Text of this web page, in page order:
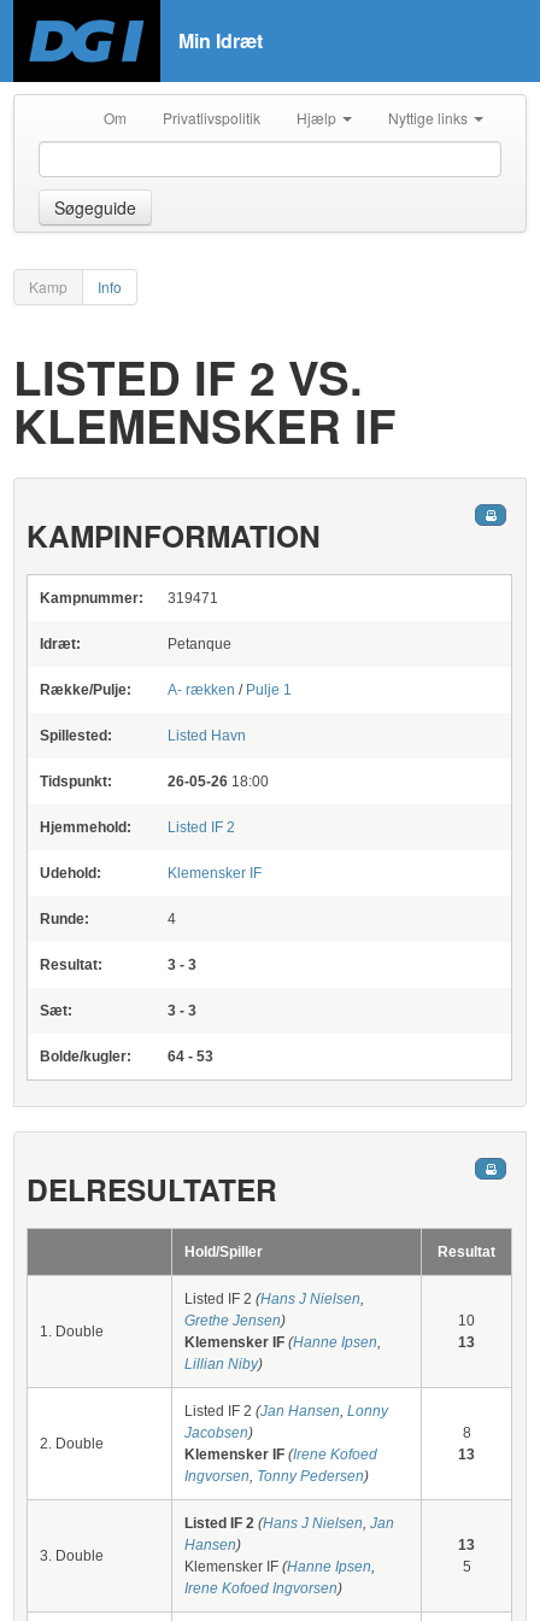
Min Idræt
Om Privatlivspolitik Hjælp Nyttige links
Søgeguide
Kamp Info
LISTED IF 2 VS.
KLEMENSKER IF
KAMPINFORMATION
Kampnummer: 319471
Idræt: Petanque
Række/Pulje: A- rækken / Pulje 1
Spillested: Listed Havn
Tidspunkt: 26-05-26 18:00
Hjemmehold: Listed IF 2
Udehold: Klemensker IF
Runde: 4
Resultat: 3 - 3
Sæt: 3 - 3
Bolde/kugler: 64 - 53
DELRESULTATER
Hold/Spiller Resultat
1. Double
Listed IF 2(Hans J Nielsen,
Grethe Jensen)
Klemensker IF(Hanne Ipsen,
Lillian Niby)
10
13
2. Double
Listed IF 2(Jan Hansen,Lonny
Jacobsen)
Klemensker IF(Irene Kofoed
Ingvorsen, Tonny Pedersen)
8
13
3. Double
Listed IF 2(Hans J Nielsen,Jan
Hansen)
Klemensker IF(Hanne Ipsen,
Irene Kofoed Ingvorsen)
13
5